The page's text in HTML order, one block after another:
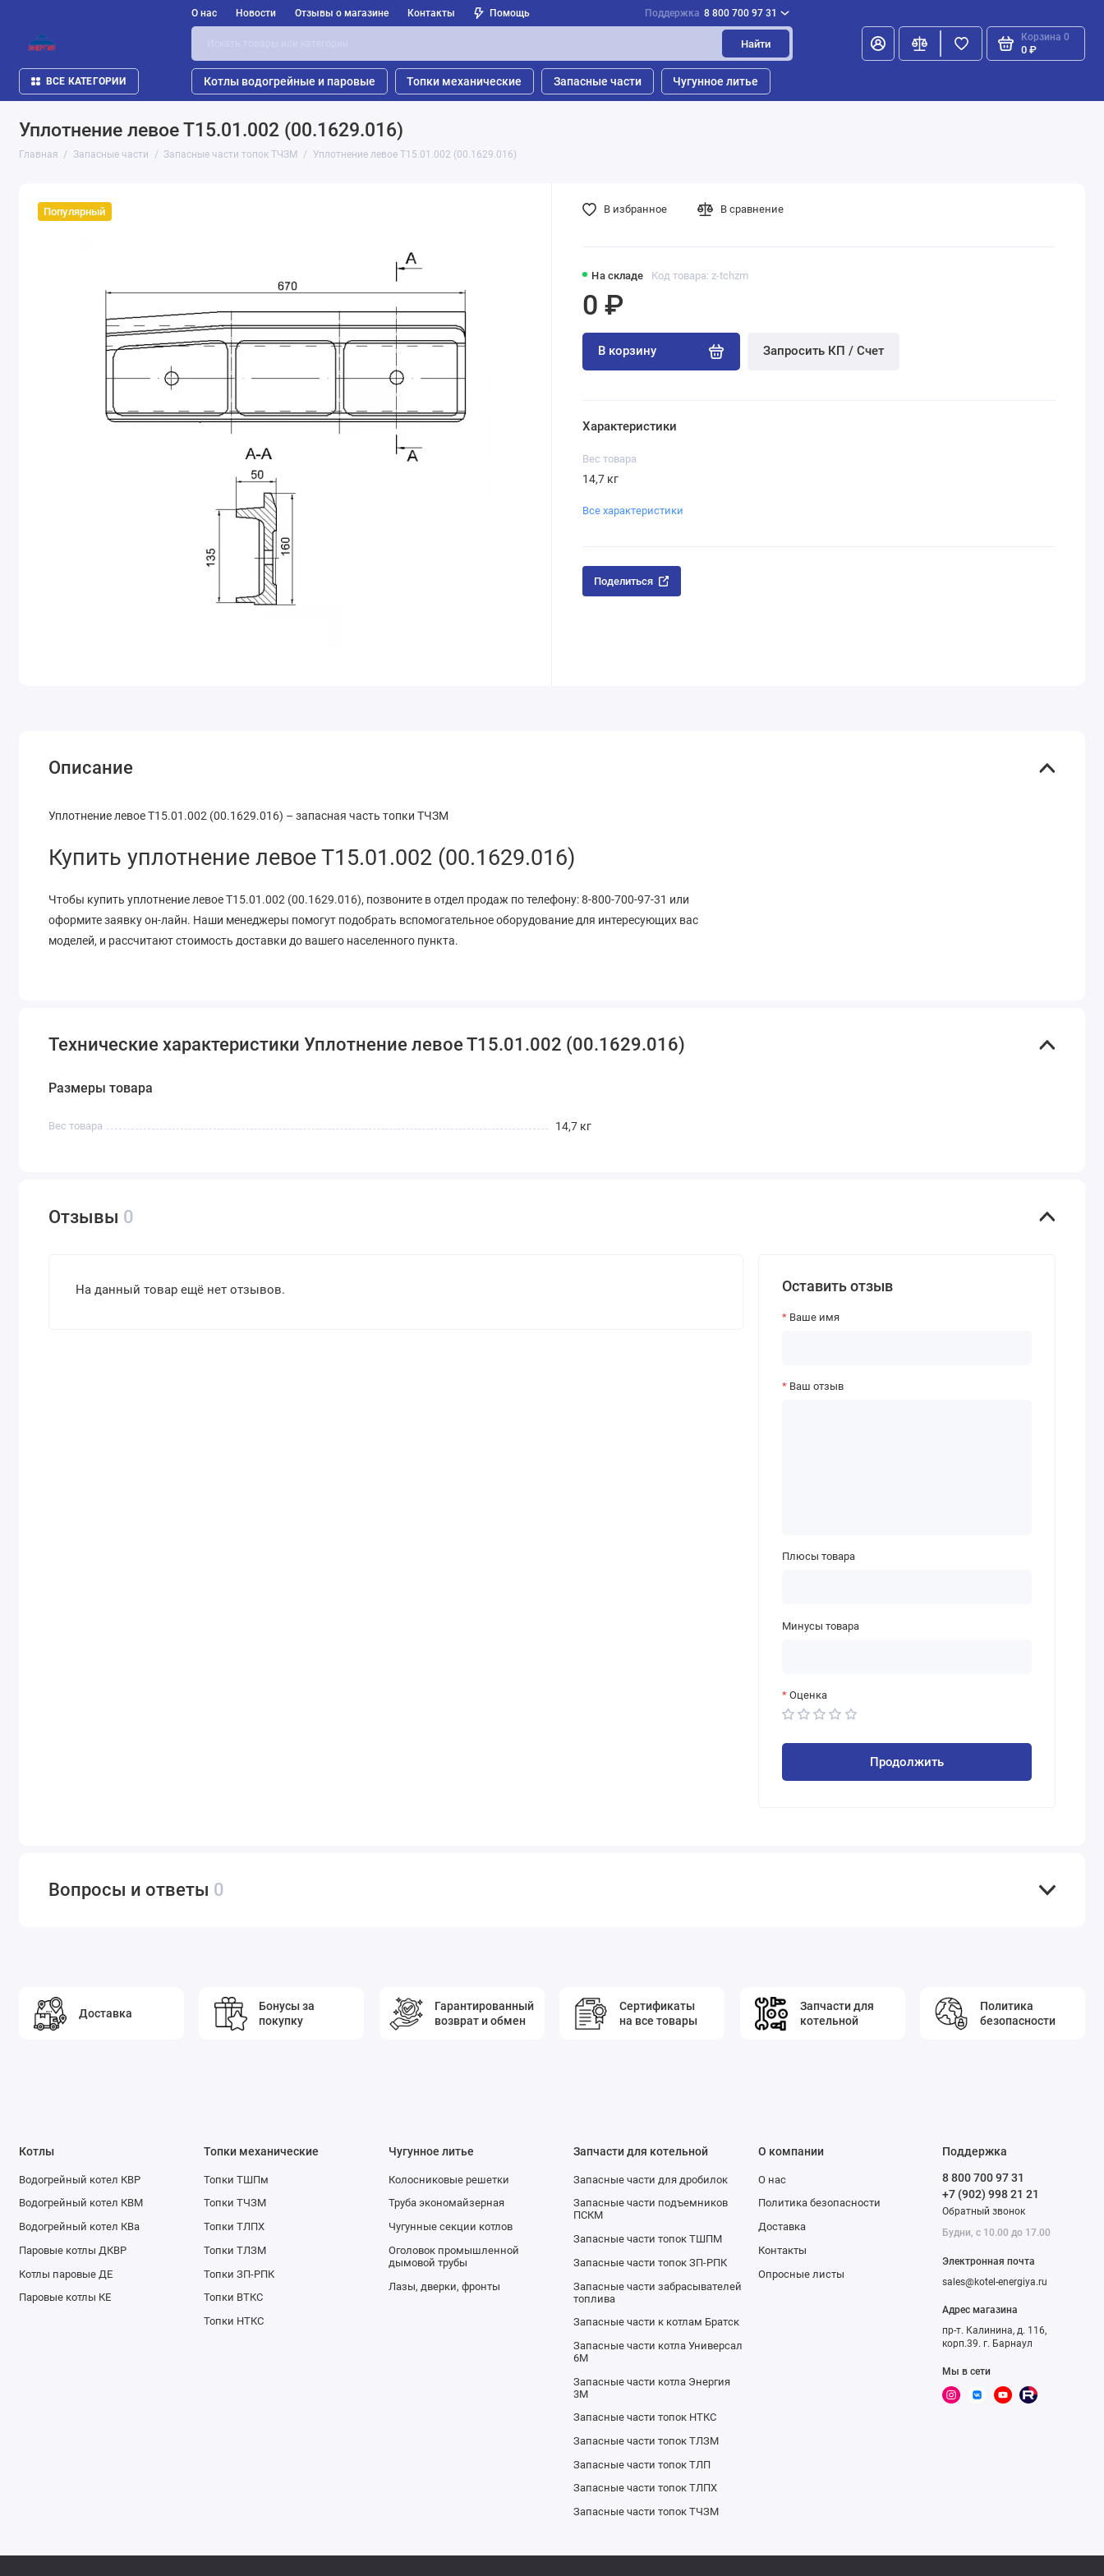
О нас Новости Отзывы о магазине Контакты Помощь Поддержка 8 800 700 97 31
Найти
Корзина 0
0 ₽
ВСЕ КАТЕГОРИИ Котлы водогрейные и паровые Топки механические Запасные части Чугунное литье
Уплотнение левое Т15.01.002 (00.1629.016)
Главная Запасные части Запасные части топок ТЧЗМ Уплотнение левое Т15.01.002 (00.1629.016)
Популярный
На складе Код товара: z-tchzm
0 ₽
В корзину Запросить КП / Счет
В избранное В сравнение
Характеристики
Вес товара
14,7 кг
Все характеристики
Поделиться
Описание
Уплотнение левое Т15.01.002 (00.1629.016) – запасная часть топки ТЧЗМ
Купить уплотнение левое Т15.01.002 (00.1629.016)
Чтобы купить уплотнение левое Т15.01.002 (00.1629.016), позвоните в отдел продаж по телефону: 8-800-700-97-31 или
оформите заявку он-лайн. Наши менеджеры помогут подобрать вспомогательное оборудование для интересующих вас
моделей, и рассчитают стоимость доставки до вашего населенного пункта.
Технические характеристики Уплотнение левое Т15.01.002 (00.1629.016)
Размеры товара
Вес товара 14,7 кг
Отзывы 0
На данный товар ещё нет отзывов. Оставить отзыв
Ваше имя
Ваш отзыв
Плюсы товара
Минусы товара
Оценка
Продолжить
Вопросы и ответы 0
Доставка
Бонусы за
покупку
Гарантированный
возврат и обмен
Сертификаты
на все товары
Запчасти для
котельной
Политика
безопасности
Котлы
Водогрейный котел КВР
Водогрейный котел КВМ
Водогрейный котел КВа
Паровые котлы ДКВР
Котлы паровые ДЕ
Паровые котлы КЕ
Топки механические
Топки ТШПм
Топки ТЧЗМ
Топки ТЛПХ
Топки ТЛЗМ
Топки ЗП-РПК
Топки ВТКС
Топки НТКС
Чугунное литье
Колосниковые решетки
Труба экономайзерная
Чугунные секции котлов
Оголовок промышленной
дымовой трубы
Лазы, дверки, фронты
Запчасти для котельной
Запасные части для дробилок
Запасные части подъемников
ПСКМ
Запасные части топок ТШПМ
Запасные части топок ЗП-РПК
Запасные части забрасывателей
топлива
Запасные части к котлам Братск
Запасные части котла Универсал
6М
Запасные части котла Энергия
3М
Запасные части топок НТКС
Запасные части топок ТЛЗМ
Запасные части топок ТЛП
Запасные части топок ТЛПХ
Запасные части топок ТЧЗМ
О компании
О нас
Политика безопасности
Доставка
Контакты
Опросные листы
Поддержка
8 800 700 97 31
+7 (902) 998 21 21
Обратный звонок
Будни, с 10.00 до 17.00
Электронная почта
sales@kotel-energiya.ru
Адрес магазина
пр-т. Калинина, д. 116,
корп.39. г. Барнаул
Мы в сети